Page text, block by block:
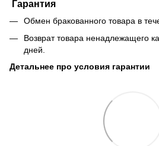
Гарантия
Обмен бракованного товара в
Возврат товара ненадлежащего
дней.
Детальнее про условия гарантии